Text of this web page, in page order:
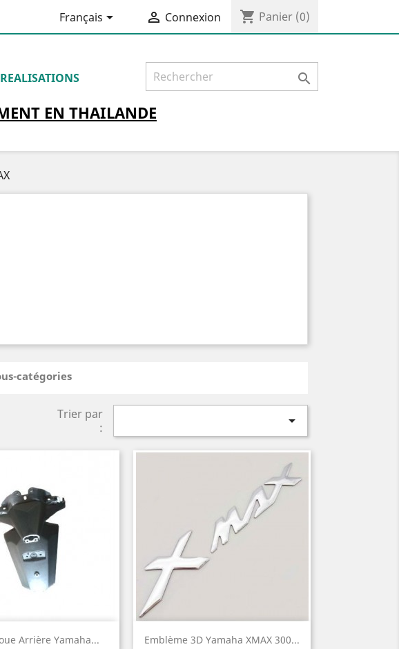
Français  Connexion shopping_cart Panier (0)

EN THAILANDE
catégories
Trier par
:

Arrière Yamaha...
Aperçu rapide Emblème 3D Yamaha XMAX 300...
Aperçu rapide